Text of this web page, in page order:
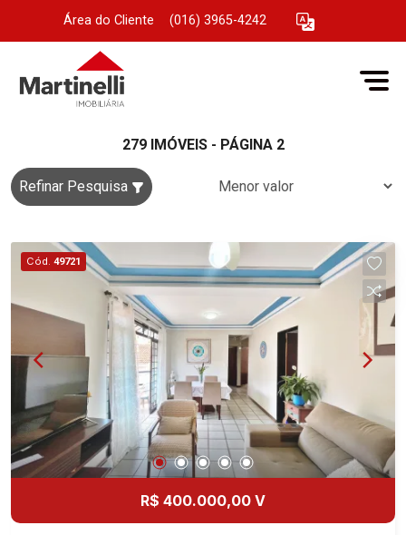
Área do Cliente (016) 3965-4242
279 IMÓVEIS - PÁGINA 2
Refinar Pesquisa
Cód. 49721
R$ 400.000,00 V